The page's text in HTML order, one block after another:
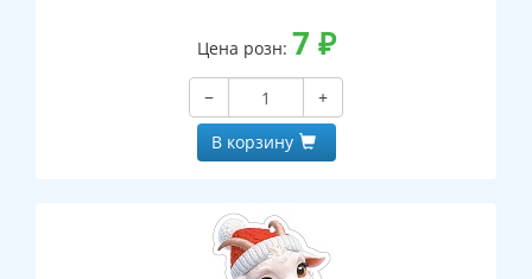
Цена розн: 7 ₽
−
+
В корзину